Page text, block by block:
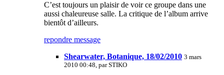
C’est toujours un plaisir de voir ce groupe dans une
aussi chaleureuse salle. La critique de l’album arrive
bientôt d’ailleurs.
repondre message
Shearwater, Botanique, 18/02/2010 3 mars
2010 00:48, parSTIKO